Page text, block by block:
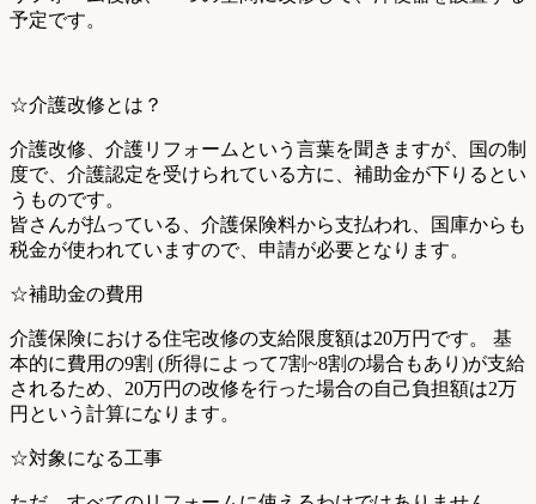
予定です。
☆介護改修とは？
介護改修、介護リフォームという言葉を聞きますが、国の制
度で、介護認定を受けられている方に、補助金が下りるとい
うものです。
皆さんが払っている、介護保険料から支払われ、国庫からも
税金が使われていますので、申請が必要となります。
☆補助金の費用
介護保険における住宅改修の支給限度額は20万円です。 基
本的に費用の9割 (所得によって7割~8割の場合もあり)が支給
されるため、20万円の改修を行った場合の自己負担額は2万
円という計算になります。
☆対象になる工事